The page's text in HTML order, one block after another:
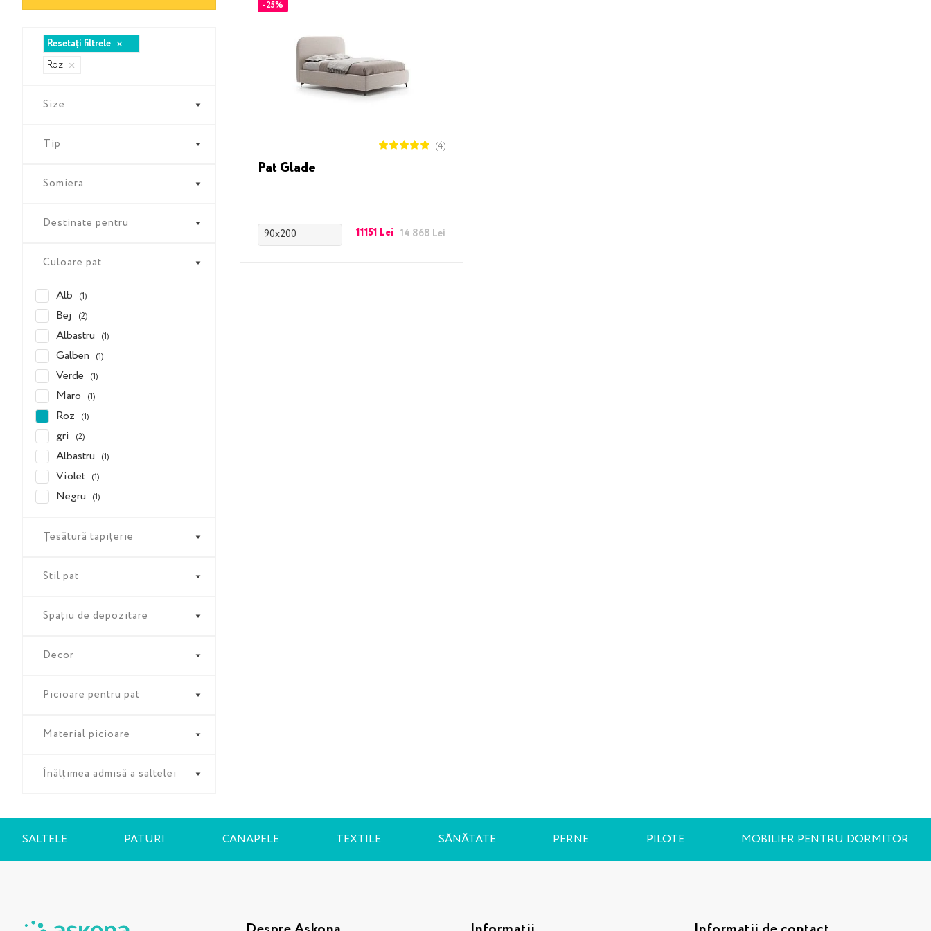
Resetați filtrele
Roz
Tip
Somiera
Destinate pentru
Culoare pat
Alb (1)
Bej (2)
Albastru (1)
Galben (1)
Verde (1)
Maro (1)
Roz (1)
gri (2)
Albastru (1)
Violet (1)
Negru (1)
Țesătură tapițerie
Stil pat
Spațiu de depozitare
Decor
Picioare pentru pat
Material picioare
Înălțimea admisă a saltelei
Size
-25%
(4)
Pat Glade
90x200 11151 Lei 14 868 Lei
SALTELE PATURI CANAPELE TEXTILE SĂNĂTATE PERNE PILOTE MOBILIER PENTRU DORMITOR